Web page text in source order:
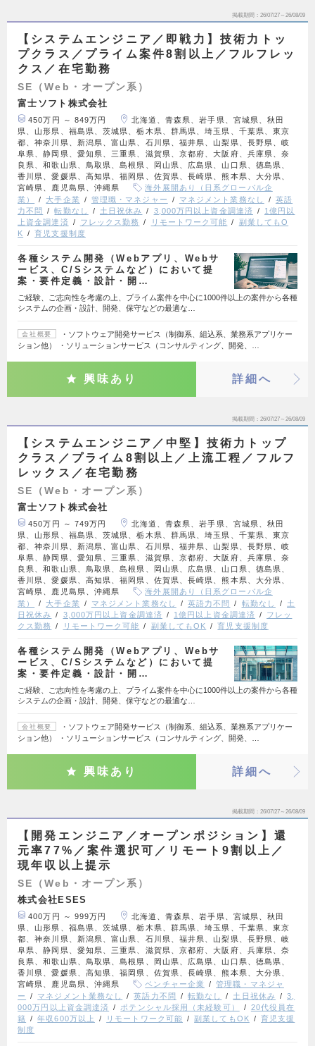
掲載期間 26/07/27～26/08/09
【システムエンジニア／即戦力】技術力トッ
プクラス／プライム案件8割以上／フルフレッ
クス／在宅勤務
SE（Web・オープン系）
富士ソフト株式会社
450万円 ～ 849万円
北海道、青森県、岩手県、宮城県、秋田
県、山形県、福島県、茨城県、栃木県、群馬県、埼玉県、千葉県、東京
都、神奈川県、新潟県、富山県、石川県、福井県、山梨県、長野県、岐
阜県、静岡県、愛知県、三重県、滋賀県、京都府、大阪府、兵庫県、奈
良県、和歌山県、鳥取県、島根県、岡山県、広島県、山口県、徳島県、
香川県、愛媛県、高知県、福岡県、佐賀県、長崎県、熊本県、大分県、
宮崎県、鹿児島県、沖縄県
海外展開あり（日系グローバル企
業）
大手企業 管理職・マネジャー マネジメント業務なし
英語
力不問
転勤なし 土日祝休み 3,000万円以上資金調達済
1億円以
上資金調達済
フレックス勤務 リモートワーク可能
副業してもO
K
育児支援制度
各種システム開発（Webアプリ、Webサ
ービス、C/Sシステムなど）において提
案・要件定義・設計・開…
ご経験、ご志向性を考慮の上、プライム案件を中心に1000件以上の案件から各種
システムの企画・設計、開発、保守などの最適な…
会社概要
・ソフトウェア開発サービス（制御系、組込系、業務系アプリケー
ション他） ・ソリューションサービス（コンサルティング、開発、…
興味あり 詳細へ
掲載期間 26/07/27～26/08/09
【システムエンジニア／中堅】技術力トップ
クラス／プライム8割以上／上流工程／フルフ
レックス／在宅勤務
SE（Web・オープン系）
富士ソフト株式会社
450万円 ～ 749万円
北海道、青森県、岩手県、宮城県、秋田
県、山形県、福島県、茨城県、栃木県、群馬県、埼玉県、千葉県、東京
都、神奈川県、新潟県、富山県、石川県、福井県、山梨県、長野県、岐
阜県、静岡県、愛知県、三重県、滋賀県、京都府、大阪府、兵庫県、奈
良県、和歌山県、鳥取県、島根県、岡山県、広島県、山口県、徳島県、
香川県、愛媛県、高知県、福岡県、佐賀県、長崎県、熊本県、大分県、
宮崎県、鹿児島県、沖縄県
海外展開あり（日系グローバル企
業）
大手企業 マネジメント業務なし 英語力不問 転勤なし
土
日祝休み
3,000万円以上資金調達済 1億円以上資金調達済
フレッ
クス勤務
リモートワーク可能 副業してもOK 育児支援制度
各種システム開発（Webアプリ、Webサ
ービス、C/Sシステムなど）において提
案・要件定義・設計・開…
ご経験、ご志向性を考慮の上、プライム案件を中心に1000件以上の案件から各種
システムの企画・設計、開発、保守などの最適な…
会社概要
・ソフトウェア開発サービス（制御系、組込系、業務系アプリケー
ション他） ・ソリューションサービス（コンサルティング、開発、…
興味あり 詳細へ
掲載期間 26/07/27～26/08/09
【開発エンジニア／オープンポジション】還
元率77%／案件選択可／リモート9割以上／
現年収以上提示
SE（Web・オープン系）
株式会社ESES
400万円 ～ 999万円
北海道、青森県、岩手県、宮城県、秋田
県、山形県、福島県、茨城県、栃木県、群馬県、埼玉県、千葉県、東京
都、神奈川県、新潟県、富山県、石川県、福井県、山梨県、長野県、岐
阜県、静岡県、愛知県、三重県、滋賀県、京都府、大阪府、兵庫県、奈
良県、和歌山県、鳥取県、島根県、岡山県、広島県、山口県、徳島県、
香川県、愛媛県、高知県、福岡県、佐賀県、長崎県、熊本県、大分県、
宮崎県、鹿児島県、沖縄県
ベンチャー企業
管理職・マネジャ
ー
マネジメント業務なし 英語力不問 転勤なし 土日祝休み
3,
000万円以上資金調達済
ポテンシャル採用（未経験可）
20代役員在
籍
年収600万以上 リモートワーク可能 副業してもOK
育児支援
制度